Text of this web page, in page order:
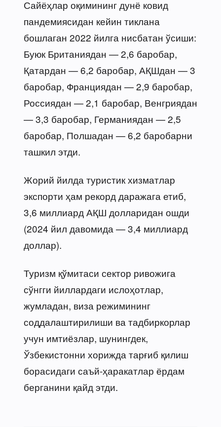
Сайёҳлар оқимининг дунё ковид
пандемиясидан кейин тиклана
бошлаган 2022 йилга нисбатан ўсиши:
Буюк Британиядан — 2,6 баробар,
Қатардан — 6,2 баробар, АҚШдан — 3
баробар, Франциядан — 2,9 баробар,
Россиядан — 2,1 баробар, Венгриядан
— 3,3 баробар, Германиядан — 2,5
баробар, Полшадан — 6,2 баробарни
ташкил этди.
Жорий йилда туристик хизматлар
экспорти ҳам рекорд даражага етиб,
3,6 миллиард АҚШ долларидан ошди
(2024 йил давомида — 3,4 миллиард
доллар).
Туризм қўмитаси сектор ривожига
сўнгги йиллардаги ислоҳотлар,
жумладан, виза режимининг
соддалаштирилиши ва тадбиркорлар
учун имтиёзлар, шунингдек,
Ўзбекистонни хорижда тарғиб қилиш
борасидаги саъй-ҳаракатлар ёрдам
берганини қайд этди.